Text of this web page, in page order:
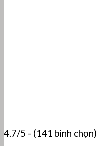
4.7/5 - (141 bình chọn)